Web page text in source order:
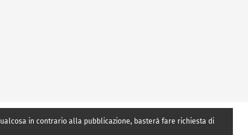
in contrario alla pubblicazione, basterà fare richiesta di